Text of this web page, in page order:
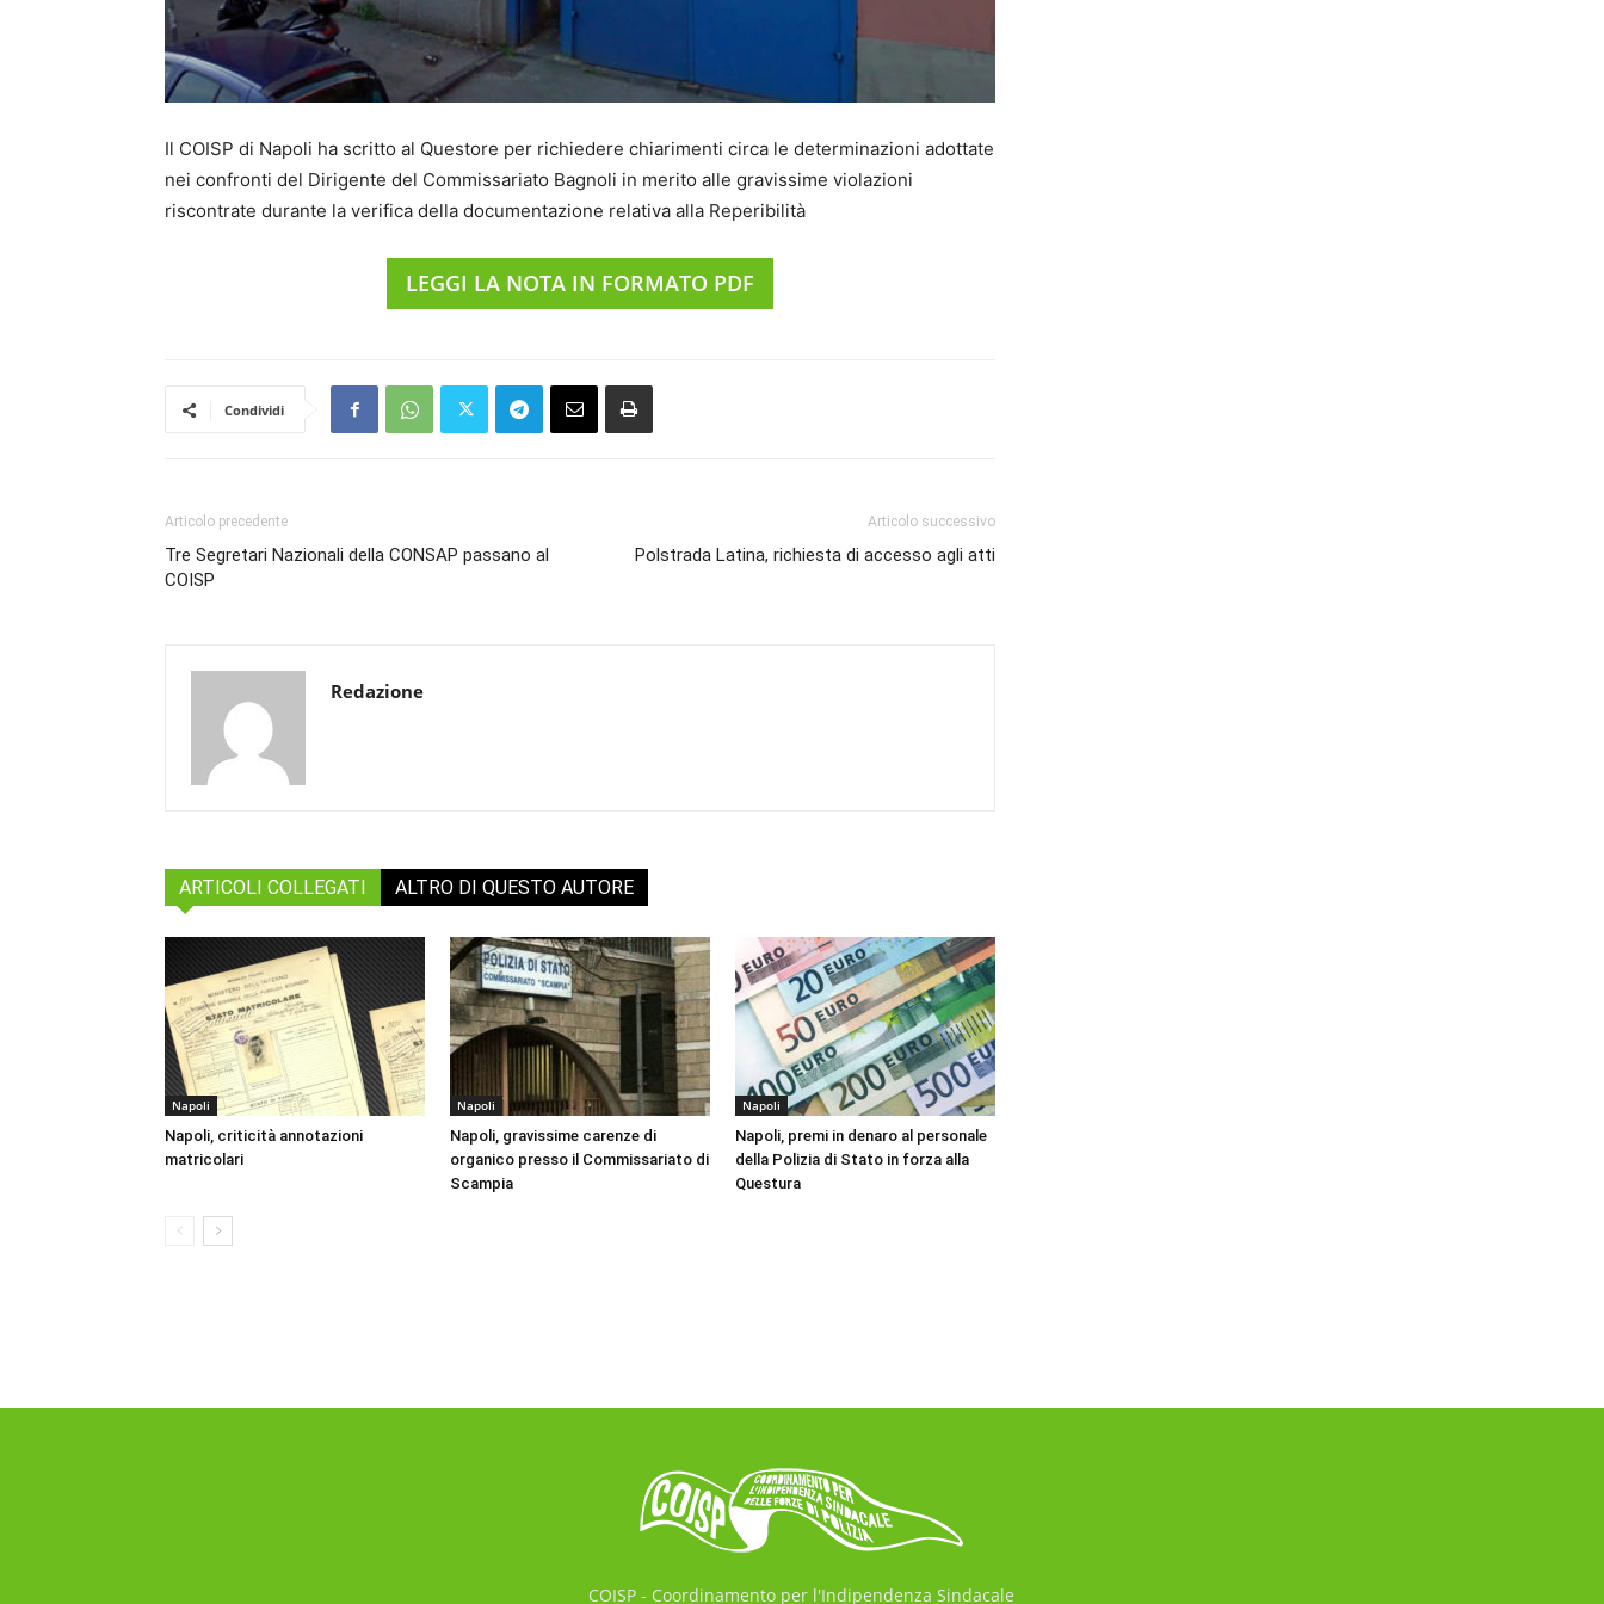
Il COISP di Napoli ha scritto al Questore per richiedere chiarimenti circa le determinazioni adottate
nei confronti del Dirigente del Commissariato Bagnoli in merito alle gravissime violazioni
riscontrate durante la verifica della documentazione relativa alla Reperibilità
LEGGI LA NOTA IN FORMATO PDF
Condividi
Articolo precedente
Tre Segretari Nazionali della CONSAP passano al
COISP
Articolo successivo
Polstrada Latina, richiesta di accesso agli atti
Redazione
ARTICOLI COLLEGATI ALTRO DI QUESTO AUTORE
Napoli
Napoli, criticità annotazioni
matricolari
Napoli
Napoli, gravissime carenze di
organico presso il Commissariato di
Scampia
Napoli
Napoli, premi in denaro al personale
della Polizia di Stato in forza alla
Questura
COISP - Coordinamento per l'Indipendenza Sindacale